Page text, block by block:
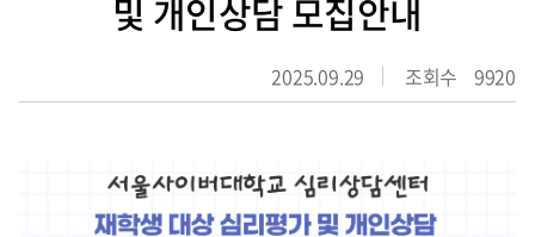
및 개인상담 모집안내
2025.09.29 조회수 9920